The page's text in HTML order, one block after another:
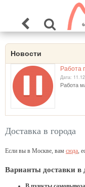
Новости
Работа
Дата:
Работа
Доставка в города
Если вы в Москве, вам сюда,
Варианты доставки в